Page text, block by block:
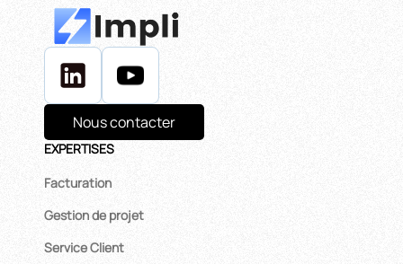
Nous contacter
EXPERTISES
Facturation
Gestion de projet
Service Client